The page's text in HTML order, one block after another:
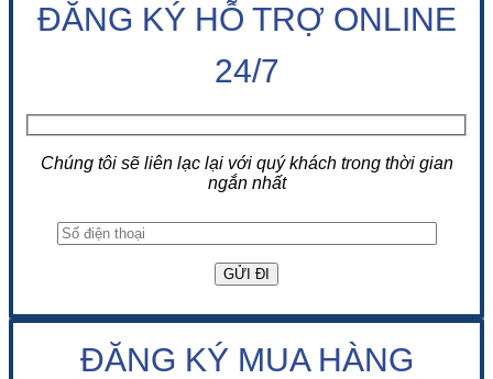
ĐĂNG KÝ HỖ TRỢ ONLINE
24/7
Chúng tôi sẽ liên lạc lại với quý khách trong thời gian
ngắn nhất
ĐĂNG KÝ MUA HÀNG